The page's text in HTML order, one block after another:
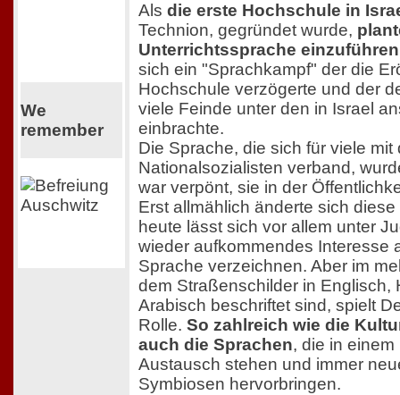
We
remember
Als die erste Hochschule in
Technion, gegründet wurde,
Unterrichtssprache einzuführen
sich ein "Sprachkampf" der die
Hochschule verzögerte und der
viele Feinde unter den in Israel
einbrachte.
Die Sprache, die sich für viele
Nationalsozialisten verband,
war verpönt, sie in der
Erst allmählich änderte sich
heute lässt sich vor allem unter
wieder aufkommendes Interesse
Sprache verzeichnen. Aber im
dem Straßenschilder in Englisch,
Arabisch beschriftet sind, spielt
Rolle. So zahlreich wie die
auch die Sprachen, die in
Austausch stehen und immer
Symbiosen hervorbringen.